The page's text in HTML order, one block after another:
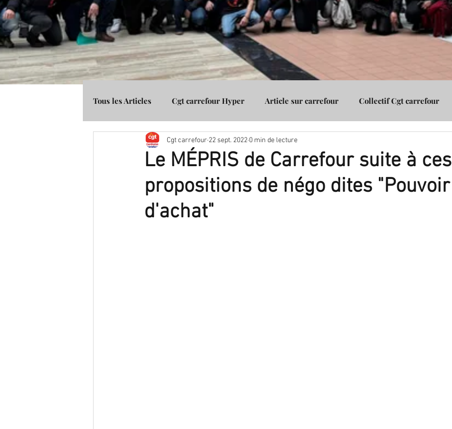
Tous les Articles Cgt carrefour Hyper Article sur carrefour Collectif Cgt carrefour
Média Presse Cgt Banque Assurance Cgt carrefour Vénissieux
Le MÉPRIS de Carrefour suite à ces
propositions de négo dites "Pouvoir
d'achat"
Cgt carrefour 22 sept. 2022 0 min de lecture